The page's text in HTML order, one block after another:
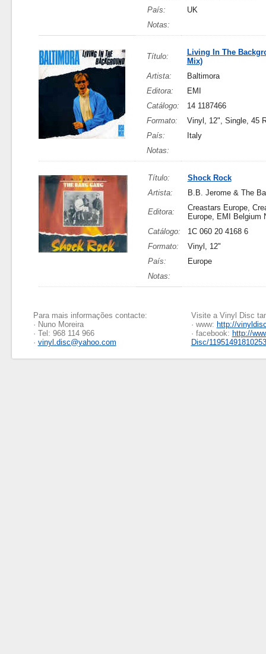
País:
UK
Notas:
Título:
Living In The
Mix)
Artista:
Baltimora
Editora:
EMI
Catálogo:
14 1187466
Formato:
Vinyl, 12", Single, 45
País:
Italy
Notas:
Título:
Shock Rock
Artista:
B.B. Jerome & The
Editora:
Creastars Europe,
Europe, EMI Belgium
Catálogo:
1C 060 20 4168 6
Formato:
Vinyl, 12"
País:
Europe
Notas:
Para mais informações contacte:
· Nuno Moreira
· Tel: 968 114 966
· vinyl.disc@yahoo.com
Visite a Vinyl Disc
· www: http://
· facebook: http://
Disc/